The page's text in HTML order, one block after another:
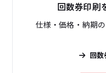
回数券印刷
仕様・価格・納期
回